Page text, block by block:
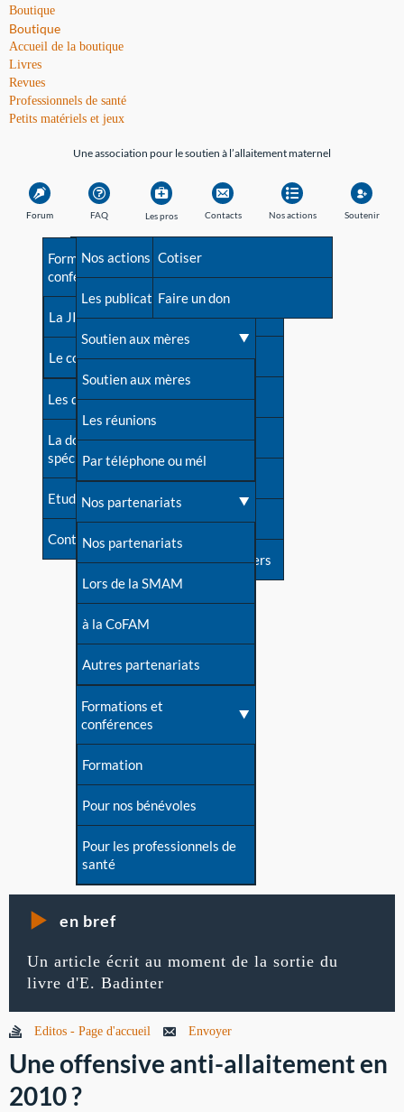
Boutique
Boutique
Accueil de la boutique
Livres
Revues
Professionnels de santé
Petits matériels et jeux
Une association pour le soutien à l’allaitement maternel
Forum FAQ
Avant la naissance
Les débuts
Une difficulté d'allaitement ?
Cas particuliers
Mythes et vérités
Devenir animatrice ?
Une question sur le site
Les pros
Formations et
conférences
La JIA
Le congrès
Les dossiers de l'allaitement
La documentation
spécialisée
Etudes récentes
Contact
Contacts
Besoin d'aide?
Répertoire de tous les
contacts
Contact presse
Dossier de presse
Soutenir LLL
Livre d'or
Forum
S'inscrire à nos newsletters
Nos actions
Nos actions
Les publications
Soutien aux mères
Soutien aux mères
Les réunions
Par téléphone ou mél
Nos partenariats
Nos partenariats
Lors de la SMAM
à la CoFAM
Autres partenariats
Formations et
conférences
Formation
Pour nos bénévoles
Pour les professionnels de
santé
Soutenir
Cotiser
Faire un don
en bref
Un article écrit au moment de la sortie du
livre d'E. Badinter
Editos - Page d'accueil Envoyer
Une offensive anti-allaitement en
2010 ?